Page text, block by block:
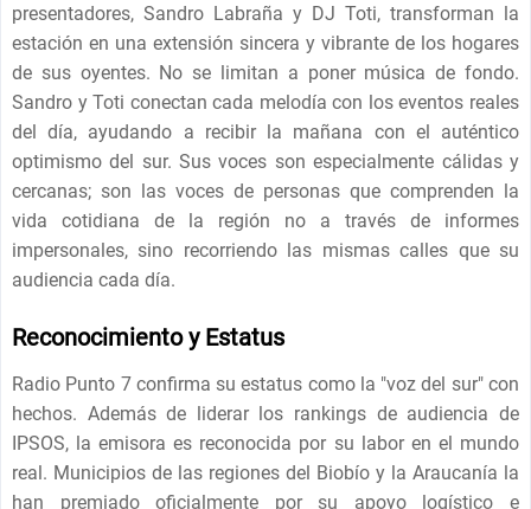
presentadores, Sandro Labraña y DJ Toti, transforman la
estación en una extensión sincera y vibrante de los hogares
de sus oyentes. No se limitan a poner música de fondo.
Sandro y Toti conectan cada melodía con los eventos reales
del día, ayudando a recibir la mañana con el auténtico
optimismo del sur. Sus voces son especialmente cálidas y
cercanas; son las voces de personas que comprenden la
vida cotidiana de la región no a través de informes
impersonales, sino recorriendo las mismas calles que su
audiencia cada día.
Reconocimiento y Estatus
Radio Punto 7 confirma su estatus como la "voz del sur" con
hechos. Además de liderar los rankings de audiencia de
IPSOS, la emisora ​​es reconocida por su labor en el mundo
real. Municipios de las regiones del Biobío y la Araucanía la
han premiado oficialmente por su apoyo logístico e